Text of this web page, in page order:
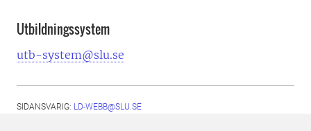
Utbildningssystem
utb-system@slu.se
SIDANSVARIG: LD-WEBB@SLU.SE